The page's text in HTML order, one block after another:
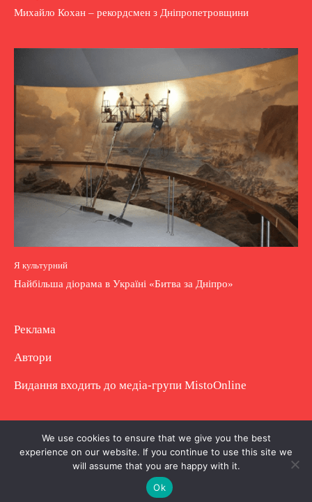
Михайло Кохан – рекордсмен з Дніпропетровщини
Я культурний
Найбільша діорама в Україні «Битва за Дніпро»
Реклама
Автори
Видання входить до медіа-групи MistoOnline
Copyright © Повне використання матеріалу
заборонено. Частково можна з гіперпосиланням.
We use cookies to ensure that we give you the best
experience on our website. If you continue to use this site we
will assume that you are happy with it.
Ok